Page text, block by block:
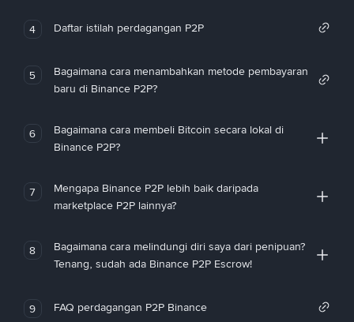
4 Daftar istilah perdagangan P2P
5
Bagaimana cara menambahkan metode pembayaran
baru di Binance P2P?
6
Bagaimana cara membeli Bitcoin secara lokal di
Binance P2P?
7
Mengapa Binance P2P lebih baik daripada
marketplace P2P lainnya?
8
Bagaimana cara melindungi diri saya dari penipuan?
Tenang, sudah ada Binance P2P Escrow!
9 FAQ perdagangan P2P Binance